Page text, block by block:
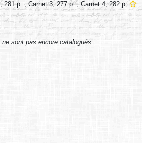
281 p. ; Carnet 3, 277 p. ; Carnet 4, 282 p.
sont pas encore catalogués.